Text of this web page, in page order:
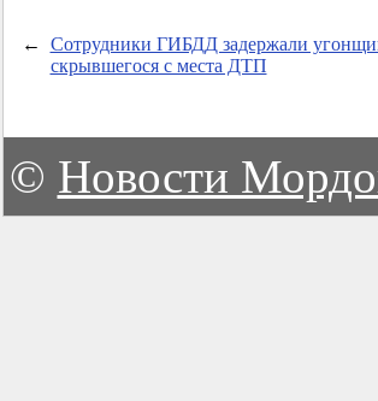
←
Сотрудники ГИБДД задержали
скрывшегося с места ДТП
© Новости